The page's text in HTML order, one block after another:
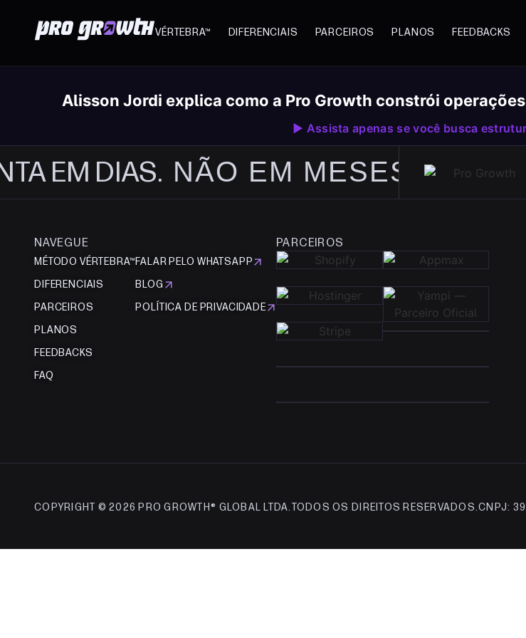
VÉRTEBRA™ DIFERENCIAIS PARCEIROS PLANOS FEEDBACKS
Alisson Jordi explica como a Pro Growth constrói
▶ Assista apenas se você busca
EM DIAS.NÃO EM MESES. SUA
SUA LOJA VIRTUAL
NAVEGUE
MÉTODO VÉRTEBRA™
DIFERENCIAIS
PARCEIROS
PLANOS
FEEDBACKS
FAQ
FALAR PELO WHATSAPP
BLOG
POLÍTICA DE PRIVACIDADE
PARCEIROS
COPYRIGHT © 2026 PRO GROWTH®︎ GLOBAL LTDA.TODOS OS DIREITOS RESERVADOS.CNPJ: